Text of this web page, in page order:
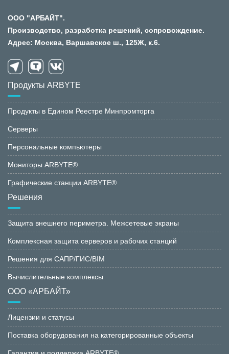
ООО "АРБАЙТ".
Производство, разработка решений, сопровождение.
Адрес: Москва, Варшавское ш., 125Ж, к.6.
Продукты ARBYTE
Продукты в Едином Реестре Минпромторга
Серверы
Персональные компьютеры
Мониторы ARBYTE®
Графические станции ARBYTE®
Решения
Защита внешнего периметра. Межсетевые экраны
Комплексная защита серверов и рабочих станций
Решения для САПР/ГИС/BIM
Вычислительные комплексы
ООО «АРБАЙТ»
Лицензии и статусы
Поставка оборудования на категорированные объекты